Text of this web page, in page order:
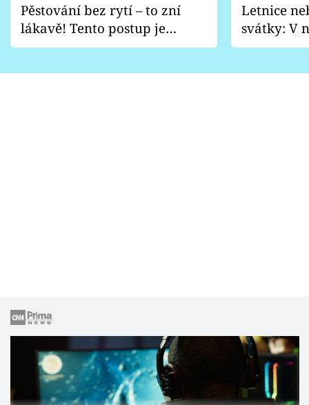
Pěstování bez rytí – to zní
lákavě! Tento postup je
vhodný jen pro některé
Letnice
svátky: V
pondělí